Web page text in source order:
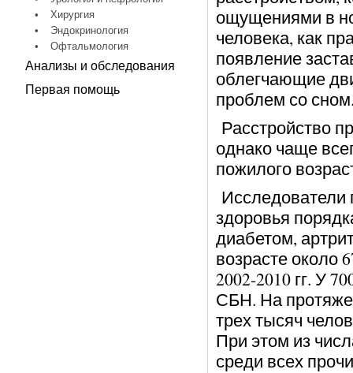
•
Хирургия
•
Эндокринология
•
Офтальмология
Анализы и обследования
Первая помощь
ощущениями в
человека, как
появление
облегчающие
проблем со
Расстройство
однако чаще
пожилого
Исследователи
здоровья
диабетом,
возрасте около
2002-2010 гг. У
СБН. На
трех тысяч
При этом из
среди всех